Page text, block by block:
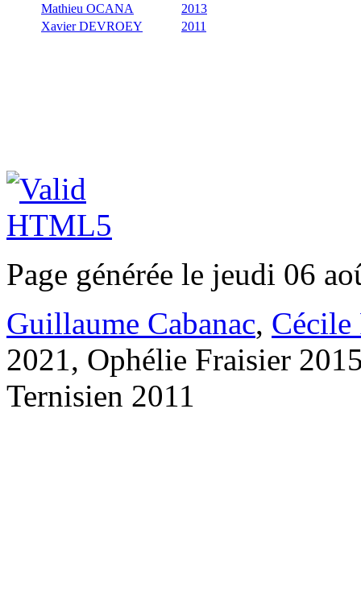
Mathieu OCANA
2013
Xavier DEVROEY
2011
Page générée le jeudi 06
Guillaume Cabanac, Cécile
2021, Ophélie Fraisier
Ternisien 2011